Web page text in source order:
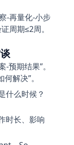
-再量化-小步
周期≤2周。
预期结果”。
解决”。
什么时候？
时长、影响